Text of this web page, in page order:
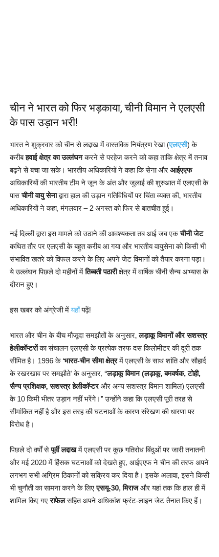
चीन ने भारत को फिर भड़काया, चीनी विमान ने एलएसी
के पास उड़ान भरी!
भारत ने शुक्रवार को चीन से लद्दाख में वास्तविक नियंत्रण रेखा (एलएसी) के
करीबहवाई क्षेत्र का उल्लंघनकरने से परहेज करने को कहा ताकि क्षेत्र में तनाव
बढ़ने से बचा जा सके। भारतीय अधिकारियों ने कहा कि सेना और आईएएफ
अधिकारियों की भारतीय टीम ने जून के अंत और जुलाई की शुरुआत में एलएसी के
पासचीनी वायु सेनाद्वारा हाल की उड़ान गतिविधियों पर चिंता व्यक्त की, भारतीय
अधिकारियों ने कहा, मंगलवार – 2 अगस्त को फिर से बातचीत हुई।
नई दिल्ली द्वारा इस मामले को उठाने की आवश्यकता तब आई जब एकचीनी जेट
कथित तौर पर एलएसी के बहुत करीब आ गया और भारतीय वायुसेना को किसी भी
संभावित खतरे को विफल करने के लिए अपने जेट विमानों को तैयार करना पड़ा।
ये उल्लंघन पिछले दो महीनों मेंतिब्बती पठारीक्षेत्र में वार्षिक चीनी सैन्य अभ्यास के
दौरान हुए।
इस खबर को अंग्रेजी मेंयहाँपढ़ें!
भारत और चीन के बीच मौजूदा समझौतों के अनुसार,लड़ाकू विमानों और सशस्त्र
हेलीकॉप्टरोंका संचालन एलएसी के प्रत्येक तरफ दस किलोमीटर की दूरी तक
सीमित है। 1996 के ‘भारत-चीन सीमा क्षेत्रमें एलएसी के साथ शांति और सौहार्द
के रखरखाव पर समझौते’ के अनुसार, “लड़ाकू विमान (लड़ाकू, बमवर्षक, टोही,
सैन्य प्रशिक्षक, सशस्त्र हेलीकॉप्टरऔर अन्य सशस्त्र विमान शामिल) एलएसी
के 10 किमी भीतर उड़ान नहीं भरेंगे।” उन्होंने कहा कि एलएसी पूरी तरह से
सीमांकित नहीं है और इस तरह की घटनाओं के कारण संरेखण की धारणा पर
विरोध है।
पिछले दो वर्षों सेपूर्वी लद्दाखमें एलएसी पर कुछ गतिरोध बिंदुओं पर जारी तनातनी
और मई 2020 में हिंसक घटनाओं को देखते हुए, आईएएफ ने चीन की तरफ अपने
लगभग सभी अग्रिम ठिकानों को सक्रिय कर दिया है। इसके अलावा, इसने किसी
भी चुनौती का सामना करने के लिएएसयू-30, मिराजऔर यहां तक कि हाल ही में
शामिल किए गएराफेलसहित अपने अधिकांश फ्रंट-लाइन जेट तैनात किए हैं।